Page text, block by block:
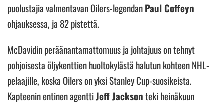
puolustajia valmentavan Oilers-legendanPaul Coffeyn
ohjauksessa, ja 82 pistettä.
McDavidin peräänantamattomuus ja johtajuus on tehnyt
pohjoisesta öljykenttien huoltokylästä halutun kohteen NHL-
pelaajille, koska Oilers on yksi Stanley Cup-suosikeista.
Kapteenin entinen agenttiJeff Jacksonteki heinäkuun